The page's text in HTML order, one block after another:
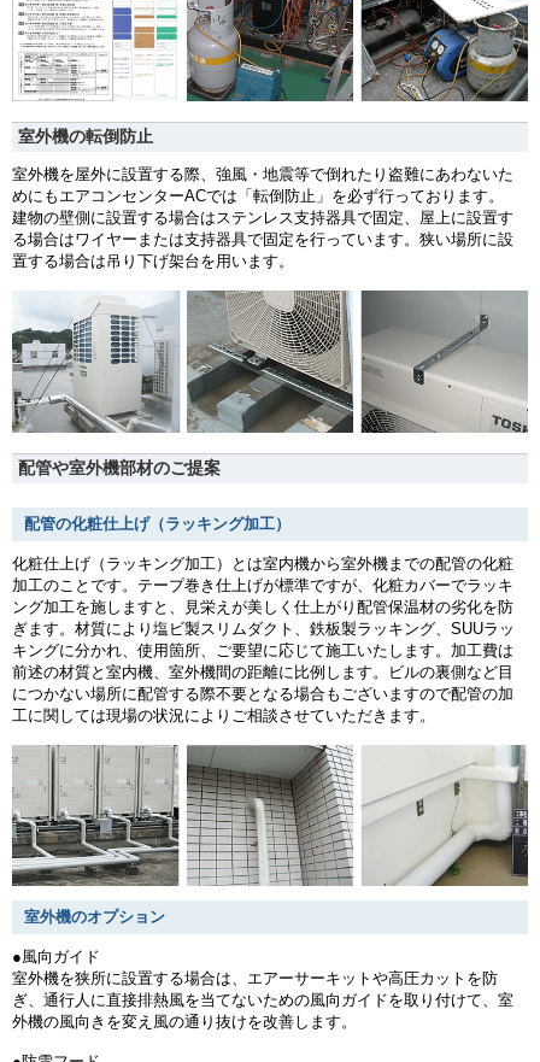
室外機の転倒防止
室外機を屋外に設置する際、強風・地震等で倒れたり盗難にあわないた
めにもエアコンセンターACでは「転倒防止」を必ず行っております。
建物の壁側に設置する場合はステンレス支持器具で固定、屋上に設置す
る場合はワイヤーまたは支持器具で固定を行っています。狭い場所に設
置する場合は吊り下げ架台を用います。
配管や室外機部材のご提案
配管の化粧仕上げ（ラッキング加工）
化粧仕上げ（ラッキング加工）とは室内機から室外機までの配管の化粧
加工のことです。テープ巻き仕上げが標準ですが、化粧カバーでラッキ
ング加工を施しますと、見栄えが美しく仕上がり配管保温材の劣化を防
ぎます。材質により塩ビ製スリムダクト、鉄板製ラッキング、SUUラッ
キングに分かれ、使用箇所、ご要望に応じて施工いたします。加工費は
前述の材質と室内機、室外機間の距離に比例します。ビルの裏側など目
につかない場所に配管する際不要となる場合もございますので配管の加
工に関しては現場の状況によりご相談させていただきます。
室外機のオプション
●風向ガイド
室外機を狭所に設置する場合は、エアーサーキットや高圧カットを防
ぎ、通行人に直接排熱風を当てないための風向ガイドを取り付けて、室
外機の風向きを変え風の通り抜けを改善します。